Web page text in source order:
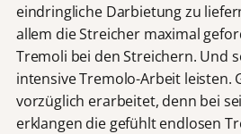
eindringliche Darbietung zu
allem die Streicher maximal
Tremoli bei den Streichern. Und
intensive Tremolo-Arbeit leisten.
vorzüglich erarbeitet, denn bei
erklangen die gefühlt endlosen